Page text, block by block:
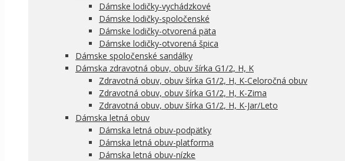
Dámske lodičky-vychádzkové
Dámske lodičky-spoločenské
Dámske lodičky-otvorená päta
Dámske lodičky-otvorená špica
Dámske spoločenské sandálky
Dámska zdravotná obuv, obuv šírka G1/2, H, K
Zdravotná obuv, obuv šírka G1/2, H, K-Celoročná obuv
Zdravotná obuv, obuv šírka G1/2, H, K-Zima
Zdravotná obuv, obuv šírka G1/2, H, K-Jar/Leto
Dámska letná obuv
Dámska letná obuv-podpätky
Dámska letná obuv-platforma
Dámska letná obuv-nízke